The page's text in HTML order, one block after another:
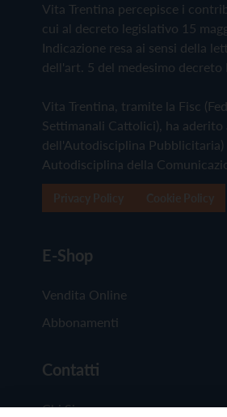
Vita Trentina percepisce i
cui al decreto legislativo 15
Indicazione resa ai sensi della
dell'art. 5 del medesimo decreto
Vita Trentina, tramite la Fisc
Settimanali Cattolici), ha
dell'Autodisciplina
Autodisciplina della
E-Shop
Vendita Online
Abbonamenti
Contatti
Chi Siamo